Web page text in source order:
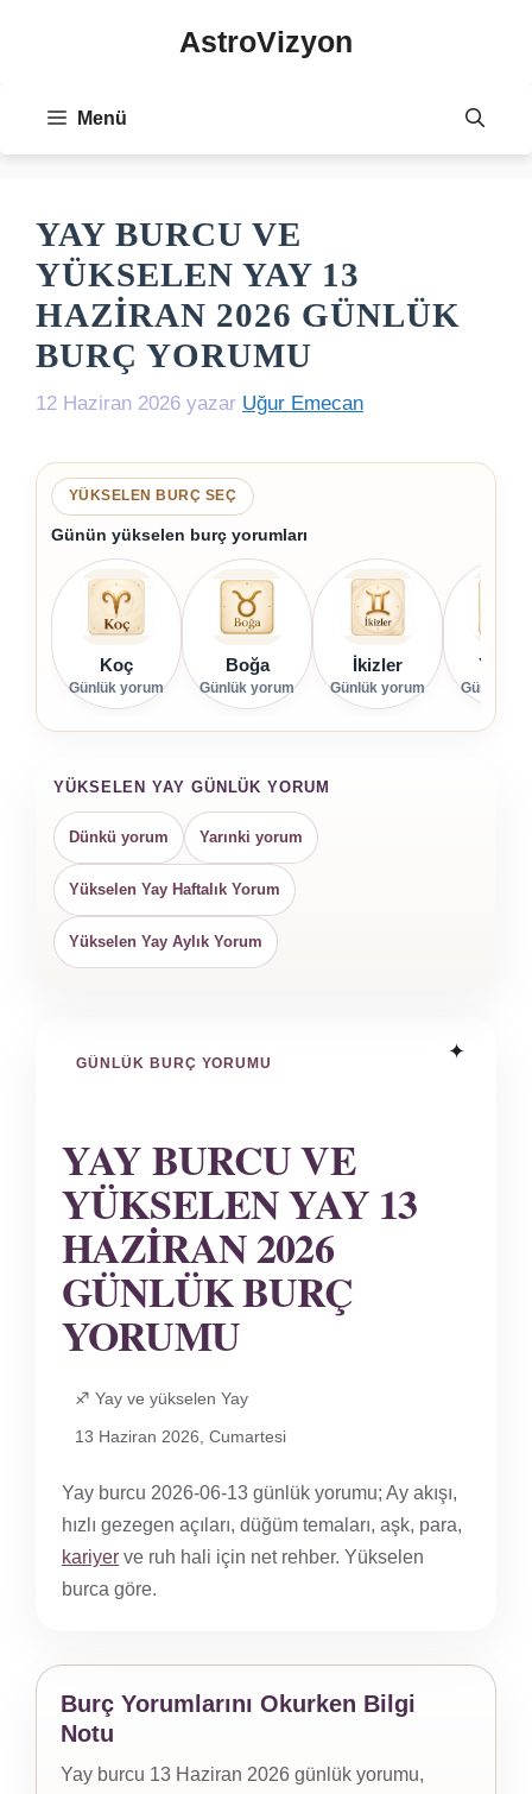
AstroVizyon
Menü
YAY BURCU VE
YÜKSELEN YAY 13
HAZIRAN 2026 GÜNLÜK
BURÇ YORUMU
12 Haziran 2026 yazar Uğur Emecan
YÜKSELEN BURÇ SEÇ
Günün yükselen burç yorumları
Koç
Günlük yorum
Boğa
Günlük yorum
İkizler
Günlük yorum Günlük
YÜKSELEN YAY GÜNLÜK YORUM
Dünkü yorum Yarınki yorum
Yükselen Yay Haftalık Yorum
Yükselen Yay Aylık Yorum
GÜNLÜK BURÇ YORUMU
YAY BURCU VE
YÜKSELEN YAY 13
HAZIRAN 2026
GÜNLÜK BURÇ
YORUMU
♐ Yay ve yükselen Yay
13 Haziran 2026, Cumartesi
Yay burcu 2026-06-13 günlük yorumu; Ay akışı,
hızlı gezegen açıları, düğüm temaları, aşk, para,
kariyer ve ruh hali için net rehber. Yükselen
burca göre.
Burç Yorumlarını Okurken Bilgi
Notu
Yay burcu 13 Haziran 2026 günlük yorumu,